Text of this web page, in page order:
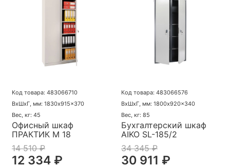
Код товара: 483066710
ВхШхГ, мм: 1830x915x370
Вес, кг: 45
Офисный шкаф
ПРАКТИК M 18
14 510 ₽
12 334 ₽
Код товара: 483066576
ВхШхГ, мм: 1800x920x340
Вес, кг: 85
Бухгалтерский шкаф
AIKO SL-185/2
34 345 ₽
30 911 ₽